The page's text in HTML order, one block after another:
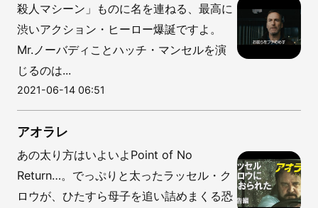
殺人マシーン」ものに名を連ねる、最高に
渋いアクション・ヒーロー爆誕ですよ。
Mr.ノーバディことハッチ・マンセルを演
じるのは...
2021-06-14 06:51
アオラレ
あの太り方はいよいよPoint of No
Return…。でっぷりと太ったラッセル・ク
ロウが、ひたすら母子を追い詰めまくる恐